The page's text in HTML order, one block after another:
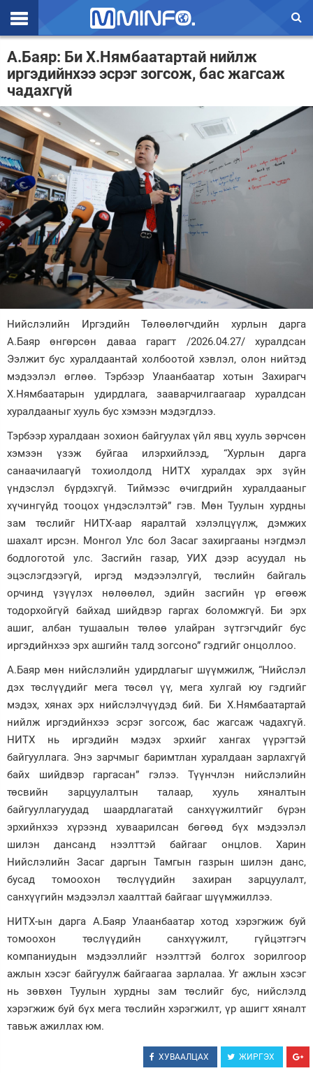
Эхлэл
Цаг агаар
Валют ханш
Улс төр
Эдийн засаг
Үзэл бодол
Спорт
Нийгэм
Дэлхий
Энтертайнмэнт
Зурхай
А.Баяр: Би Х.Нямбаатартай нийлж
иргэдийнхээ эсрэг зогсож, бас жагсаж
чадахгүй
Нийслэлийн Иргэдийн Төлөөлөгчдийн хурлын дарга
А.Баяр өнгөрсөн даваа гарагт /2026.04.27/ хуралдсан
Ээлжит бус хуралдаантай холбоотой хэвлэл, олон нийтэд
мэдээлэл өглөө. Тэрбээр Улаанбаатар хотын Захирагч
Х.Нямбаатарын удирдлага, зааварчилгаагаар хуралдсан
хуралдааныг хууль бус хэмээн мэдэгдлээ.
Тэрбээр хуралдаан зохион байгуулах үйл явц хууль зөрчсөн
хэмээн үзэж буйгаа илэрхийлээд, “Хурлын дарга
санаачилаагүй тохиолдолд НИТХ хуралдах эрх зүйн
үндэслэл бүрдэхгүй. Тиймээс өчигдрийн хуралдааныг
хүчингүйд тооцох үндэслэлтэй” гэв. Мөн Туулын хурдны
зам төслийг НИТХ-аар яаралтай хэлэлцүүлж, дэмжих
шахалт ирсэн. Монгол Улс бол Засаг захиргааны нэгдмэл
бодлоготой улс. Засгийн газар, УИХ дээр асуудал нь
эцэслэгдээгүй, иргэд мэдээлэлгүй, төслийн байгаль
орчинд үзүүлэх нөлөөлөл, эдийн засгийн үр өгөөж
тодорхойгүй байхад шийдвэр гаргах боломжгүй. Би эрх
ашиг, албан тушаалын төлөө улайран зүтгэгчдийг бус
иргэдийнхээ эрх ашгийн талд зогсоно” гэдгийг онцоллоо.
А.Баяр мөн нийслэлийн удирдлагыг шүүмжилж, “Нийслэл
дэх төслүүдийг мега төсөл үү, мега хулгай юу гэдгийг
мэдэх, хянах эрх нийслэлчүүдэд бий. Би Х.Нямбаатартай
нийлж иргэдийнхээ эсрэг зогсож, бас жагсаж чадахгүй.
НИТХ нь иргэдийн мэдэх эрхийг хангах үүрэгтэй
байгууллага. Энэ зарчмыг баримтлан хуралдаан зарлахгүй
байх шийдвэр гаргасан” гэлээ. Түүнчлэн нийслэлийн
төсвийн зарцуулалтын талаар, хууль хяналтын
байгууллагуудад шаардлагатай санхүүжилтийг бүрэн
эрхийнхээ хүрээнд хуваарилсан бөгөөд бүх мэдээлэл
шилэн дансанд нээлттэй байгааг онцлов. Харин
Нийслэлийн Засаг даргын Тамгын газрын шилэн данс,
бусад томоохон төслүүдийн захиран зарцуулалт,
санхүүгийн мэдээлэл хаалттай байгааг шүүмжиллээ.
НИТХ-ын дарга А.Баяр Улаанбаатар хотод хэрэгжиж буй
томоохон төслүүдийн санхүүжилт, гүйцэтгэгч
компаниудын мэдээллийг нээлттэй болгох зорилгоор
ажлын хэсэг байгуулж байгаагаа зарлалаа. Уг ажлын хэсэг
нь зөвхөн Туулын хурдны зам төслийг бус, нийслэлд
хэрэгжиж буй бүх мега төслийн хэрэгжилт, үр ашигт хяналт
тавьж ажиллах юм.
ХУВААЛЦАХ ЖИРГЭХ